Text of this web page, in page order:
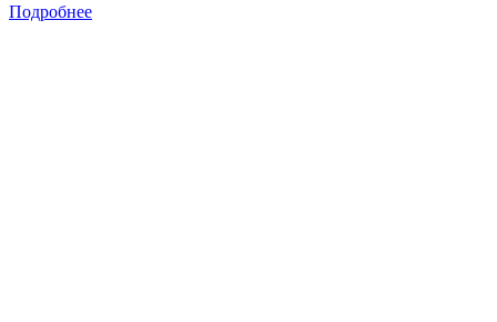
Подробнее